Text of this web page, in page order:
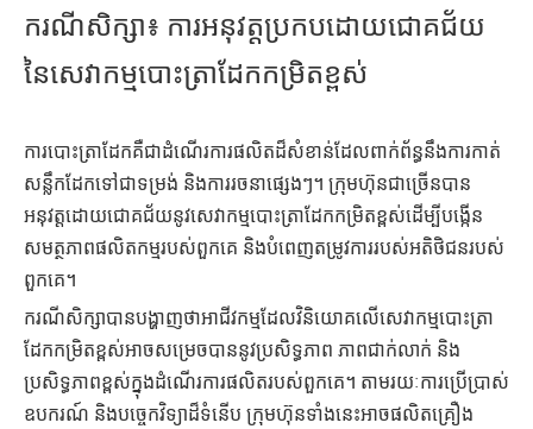
ករណីសិក្សា៖ ការអនុវត្តប្រកបដោយជោគជ័យ
នៃសេវាកម្មបោះត្រាដែកកម្រិតខ្ពស់
ការបោះត្រាដែកគឺជាដំណើរការផលិតដ៏សំខាន់ដែលពាក់ព័ន្ធនឹងការកាត់
សន្លឹកដែកទៅជាទម្រង់ និងការរចនាផ្សេងៗ។ ក្រុមហ៊ុនជាច្រើនបាន
អនុវត្តដោយជោគជ័យនូវសេវាកម្មបោះត្រាដែកកម្រិតខ្ពស់ដើម្បីបង្កើន
សមត្ថភាពផលិតកម្មរបស់ពួកគេ និងបំពេញតម្រូវការរបស់អតិថិជនរបស់
ពួកគេ។
ករណីសិក្សាបានបង្ហាញថាអាជីវកម្មដែលវិនិយោគលើសេវាកម្មបោះត្រា
ដែកកម្រិតខ្ពស់អាចសម្រេចបាននូវប្រសិទ្ធភាព ភាពជាក់លាក់ និង
ប្រសិទ្ធភាពខ្ពស់ក្នុងដំណើរការផលិតរបស់ពួកគេ។ តាមរយៈការប្រើប្រាស់
ឧបករណ៍ និងបច្ចេកវិទ្យាដ៏ទំនើប ក្រុមហ៊ុនទាំងនេះអាចផលិតគ្រឿង